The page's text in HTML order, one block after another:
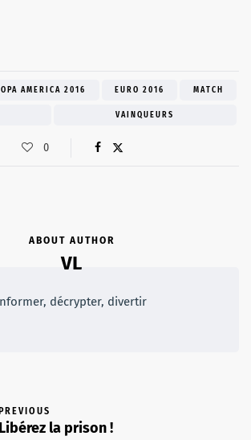
AMERICA 2016 EURO 2016 MATCH
VAINQUEURS
0
ABOUT AUTHOR
VL
décrypter, divertir
Libérez la prison !